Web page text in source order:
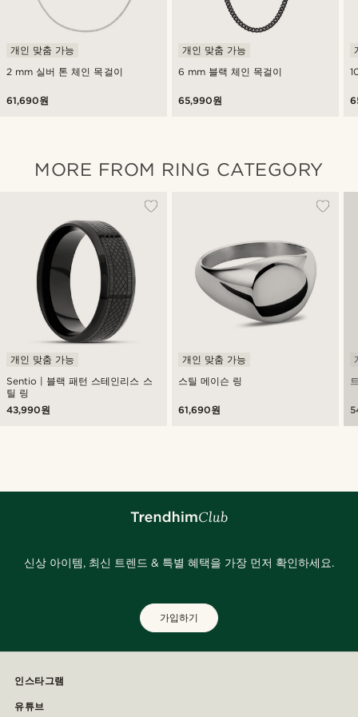
2 mm 실버 톤 체인 목걸이
개인 맞춤 가능
61,690원
6 mm 블랙 체인 목걸이
개인 맞춤 가능
65,990원
MORE FROM RING CATEGORY
Sentio | 블랙 패턴 스테인리스 스
틸 링
개인 맞춤 가능
43,990원
스틸 메이슨 링
개인 맞춤 가능
61,690원
신상 아이템, 최신 트렌드 & 특별 혜택을 가장 먼저 확인하세요.
가입하기
인스타그램
유튜브